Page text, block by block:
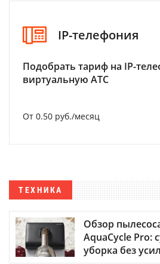
IP-телефония
Подобрать тариф на IP-
виртуальную АТС
От 0.50 руб./месяц
ТЕХНИКА
Обзор
AquaCycle Pro:
уборка без